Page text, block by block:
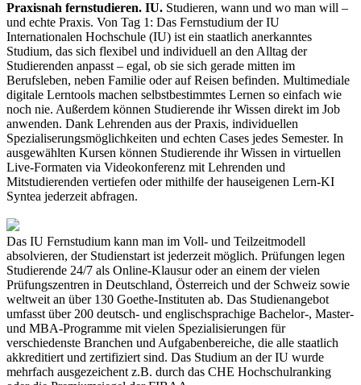
Praxisnah fernstudieren. IU. Studieren, wann und wo man will –
und echte Praxis. Von Tag 1: Das Fernstudium der IU
Internationalen Hochschule (IU) ist ein staatlich anerkanntes
Studium, das sich flexibel und individuell an den Alltag der
Studierenden anpasst – egal, ob sie sich gerade mitten im
Berufsleben, neben Familie oder auf Reisen befinden. Multimediale
digitale Lerntools machen selbstbestimmtes Lernen so einfach wie
noch nie. Außerdem können Studierende ihr Wissen direkt im Job
anwenden. Dank Lehrenden aus der Praxis, individuellen
Spezialiserungsmöglichkeiten und echten Cases jedes Semester. In
ausgewählten Kursen können Studierende ihr Wissen in virtuellen
Live-Formaten via Videokonferenz mit Lehrenden und
Mitstudierenden vertiefen oder mithilfe der hauseigenen Lern-KI
Syntea jederzeit abfragen.
Das IU Fernstudium kann man im Voll- und Teilzeitmodell
absolvieren, der Studienstart ist jederzeit möglich. Prüfungen legen
Studierende 24/7 als Online-Klausur oder an einem der vielen
Prüfungszentren in Deutschland, Österreich und der Schweiz sowie
weltweit an über 130 Goethe-Instituten ab. Das Studienangebot
umfasst über 200 deutsch- und englischsprachige Bachelor-, Master-
und MBA-Programme mit vielen Spezialisierungen für
verschiedenste Branchen und Aufgabenbereiche, die alle staatlich
akkreditiert und zertifiziert sind. Das Studium an der IU wurde
mehrfach ausgezeichent z.B. durch das CHE Hochschulranking